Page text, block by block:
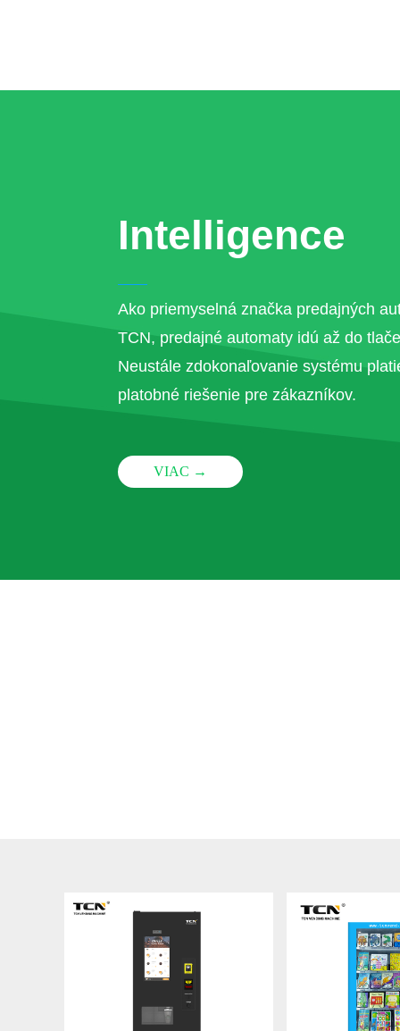
Intelligence
Ako priemyselná značka predajných
TCN, predajné automaty idú až do
Neustále zdokonaľovanie systému
platobné riešenie pre zákazníkov.
VIAC →